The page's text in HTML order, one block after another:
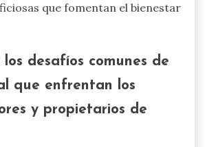
que fomentan el bienestar
los desafíos comunes de
que enfrentan los
y propietarios de